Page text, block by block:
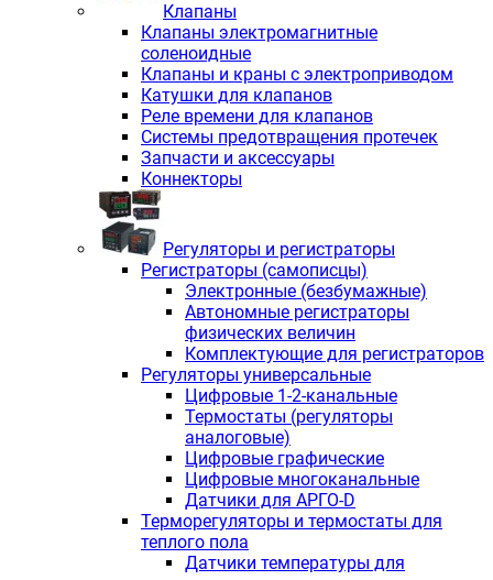
Клапаны
Клапаны электромагнитные
соленоидные
Клапаны и краны с электроприводом
Катушки для клапанов
Реле времени для клапанов
Системы предотвращения протечек
Запчасти и аксессуары
Коннекторы
Регуляторы и регистраторы
Регистраторы (самописцы)
Электронные (безбумажные)
Автономные регистраторы
физических величин
Комплектующие для регистраторов
Регуляторы универсальные
Цифровые 1-2-канальные
Термостаты (регуляторы
аналоговые)
Цифровые графические
Цифровые многоканальные
Датчики для АРГО-D
Терморегуляторы и термостаты для
теплого пола
Датчики температуры для